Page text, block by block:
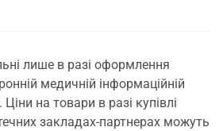
лише в разі оформлення
медичній інформаційній
на товари в разі купівлі
закладах-партнерах можуть